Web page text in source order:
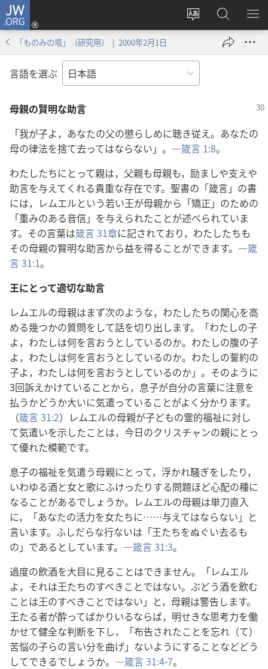
JW.ORG
サ
ト
の
言
変
え
る
ロ
グ
ン
し
ブ
で
開
く）
JW.ORG
の
検
メ
を
「ものみの塔」（研究用） | 2000年2月1日
言語を選ぶ
母親の賢明な助言
「我が子よ，あなたの父の懲らしめに聴き従え。あなたの
母の律法を捨て去ってはならない」。―箴言 1:8。
わたしたちにとって親は，父親も母親も，励ましや支えや
助言を与えてくれる貴重な存在です。聖書の「箴言」の書
には，レムエルという若い王が母親から「矯正」のための
「重みのある音信」を与えられたことが述べられていま
す。その言葉は箴言 31章に記されており，わたしたちも
その母親の賢明な助言から益を得ることができます。―箴
言 31:1。
王にとって適切な助言
レムエルの母親はまず次のような，わたしたちの関心を高
める幾つかの質問をして話を切り出します。「わたしの子
よ，わたしは何を言おうとしているのか。わたしの腹の子
よ，わたしは何を言おうとしているのか。わたしの誓約の
子よ，わたしは何を言おうとしているのか」。そのように
3回訴えかけていることから，息子が自分の言葉に注意を
払うかどうか大いに気遣っていることがよく分かります。
（箴言 31:2）レムエルの母親が子どもの霊的福祉に対し
て気遣いを示したことは，今日のクリスチャンの親にとっ
て優れた模範です。
息子の福祉を気遣う母親にとって，浮かれ騒ぎをしたり，
いわゆる酒と女と歌にふけったりする問題ほど心配の種に
なることがあるでしょうか。レムエルの母親は単刀直入
に，「あなたの活力を女たちに……与えてはならない」と
言います。ふしだらな行ないは「王たちをぬぐい去るも
の」であるとしています。―箴言 31:3。
過度の飲酒を大目に見ることはできません。「レムエル
よ，それは王たちのすべきことではない。ぶどう酒を飲む
ことは王のすべきことではない」と，母親は警告します。
王たる者が酔ってばかりいるならば，明せきな思考力を働
かせて健全な判断を下し，「布告されたことを忘れ（て）
苦悩の子らの言い分を曲げ」ないようにすることなどどう
してできるでしょうか。―箴言 31:4-7。